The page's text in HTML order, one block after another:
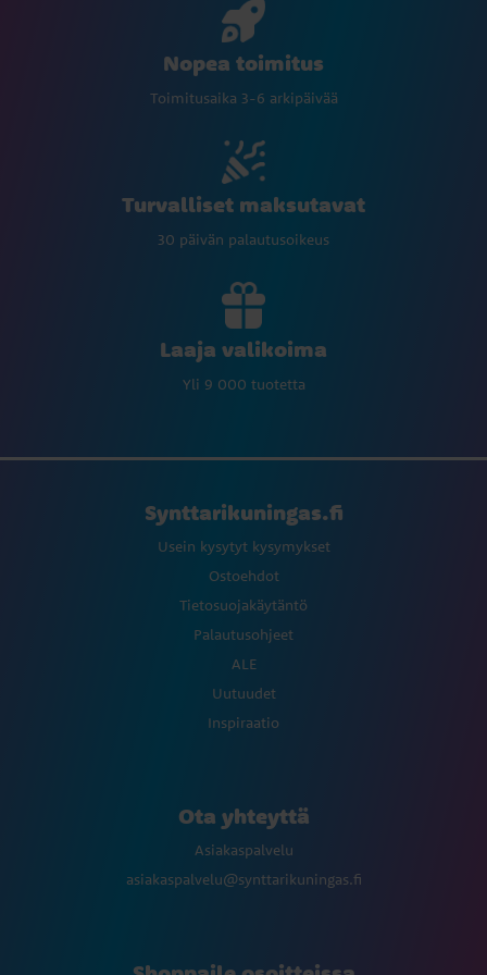
Nopea toimitus
Toimitusaika 3-6 arkipäivää
Turvalliset maksutavat
30 päivän palautusoikeus
Laaja valikoima
Yli 9 000 tuotetta
Synttarikuningas.fi
Usein kysytyt kysymykset
Ostoehdot
Tietosuojakäytäntö
Palautusohjeet
ALE
Uutuudet
Inspiraatio
Ota yhteyttä
Asiakaspalvelu
asiakaspalvelu@synttarikuningas.fi